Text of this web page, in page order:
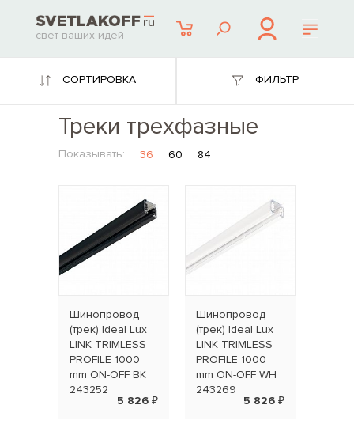
свет ваших идей
СОРТИРОВКА ФИЛЬТР
Треки трехфазные
Показывать: 36 60 84
Шинопровод
(трек) Ideal Lux
LINK TRIMLESS
PROFILE 1000
mm ON-OFF BK
243252
5 826 ₽
Шинопровод
(трек) Ideal Lux
LINK TRIMLESS
PROFILE 1000
mm ON-OFF WH
243269
5 826 ₽